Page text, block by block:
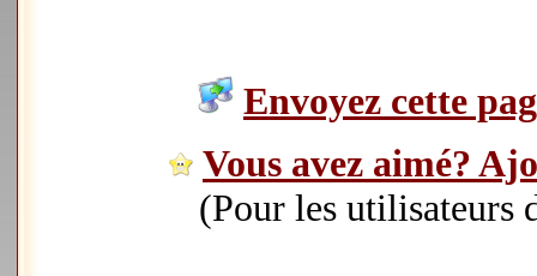
Envoyez cette
Vous avez aimé?
(Pour les